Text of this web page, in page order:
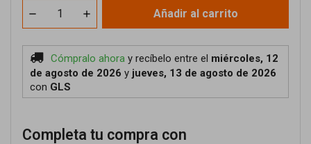
Añadir al carrito
Cómpralo ahora y recíbelo entre el miércoles, 12
de agosto de 2026 y jueves, 13 de agosto de 2026
con GLS
Completa tu compra con